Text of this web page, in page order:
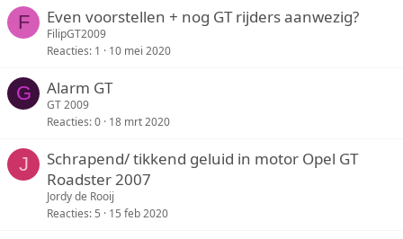
F Even voorstellen + nog GT rijders aanwezig?
FilipGT2009
Reacties 1 10 mei 2020
G Alarm GT
GT 2009
Reacties 0 18 mrt 2020
J
Schrapend/ tikkend geluid in motor Opel GT
Roadster 2007
Jordy de Rooij
Reacties 5 15 feb 2020